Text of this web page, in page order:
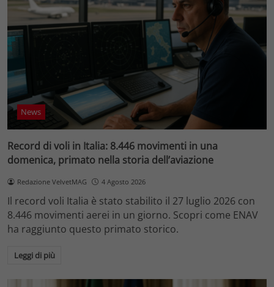
News
Record di voli in Italia: 8.446 movimenti in una
domenica, primato nella storia dell’aviazione
Redazione VelvetMAG 4 Agosto 2026
Il record voli Italia è stato stabilito il 27 luglio 2026 con
8.446 movimenti aerei in un giorno. Scopri come ENAV
ha raggiunto questo primato storico.
Leggi di più